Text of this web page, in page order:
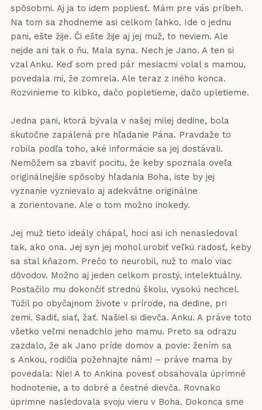
spôsobmi. Aj ja to idem popliesť. Mám pre vás príbeh.
Na tom sa zhodneme asi celkom ľahko. Ide o jednu
pani, ešte žije. Či ešte žije aj jej muž, to neviem. Ale
nejde ani tak o ňu. Mala syna. Nech je Jano. A ten si
vzal Anku. Keď som pred pár mesiacmi volal s mamou,
povedala mi, že zomrela. Ale teraz z iného konca.
Rozvinieme to klbko, dačo popletieme, dačo upletieme.
Jedna pani, ktorá bývala v našej milej dedine, bola
skutočne zapálená pre hľadanie Pána. Pravdaže to
robila podľa toho, aké informácie sa jej dostávali.
Nemôžem sa zbaviť pocitu, že keby spoznala oveľa
originálnejšie spôsoby hľadania Boha, iste by jej
vyznanie vyznievalo aj adekvátne originálne
a zorientovane. Ale o tom možno inokedy.
Jej muž tieto ideály chápal, hoci asi ich nenasledoval
tak, ako ona. Jej syn jej mohol urobiť veľkú radosť, keby
sa stal kňazom. Prečo to neurobil, nuž to malo viac
dôvodov. Možno aj jeden celkom prostý, intelektuálny.
Postačilo mu dokončiť strednú školu, vysokú nechcel.
Túžil po obyčajnom živote v prírode, na dedine, pri
zemi. Sadiť, siať, žať. Našiel si dievča. Anku. A práve toto
všetko veľmi nenadchlo jeho mamu. Preto sa odrazu
zazdalo, že ak Jano príde domov a povie: žením sa
s Ankou, rodičia požehnajte nám! – práve mama by
povedala: Nie! A to Ankina povesť obsahovala úprimné
hodnotenie, a to dobré a čestné dievča. Rovnako
úprimne nasledovala svoju vieru v Boha. Dokonca sme